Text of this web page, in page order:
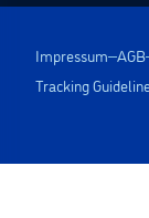
Impressum AGB
Tracking